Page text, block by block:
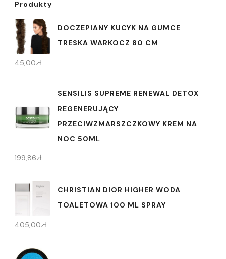
Produkty
DOCZEPIANY KUCYK NA GUMCE
TRESKA WARKOCZ 80 CM
45,00zł
SENSILIS SUPREME RENEWAL DETOX
REGENERUJĄCY
PRZECIWZMARSZCZKOWY KREM NA
NOC 50ML
199,86zł
CHRISTIAN DIOR HIGHER WODA
TOALETOWA 100 ML SPRAY
405,00zł